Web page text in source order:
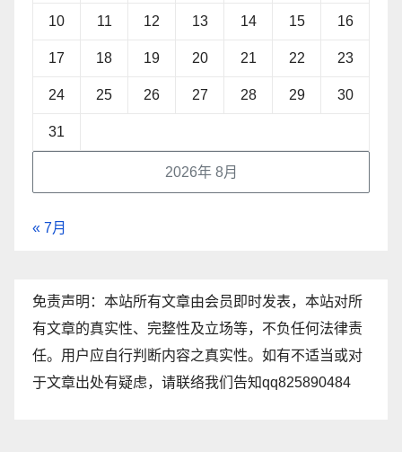
2026年 8月
10 11 12 13 14 15 16
17 18 19 20 21 22 23
24 25 26 27 28 29 30
31
« 7月
免责声明：本站所有文章由会员即时发表，本站对所
有文章的真实性、完整性及立场等，不负任何法律责
任。用户应自行判断内容之真实性。如有不适当或对
于文章出处有疑虑，请联络我们告知qq825890484